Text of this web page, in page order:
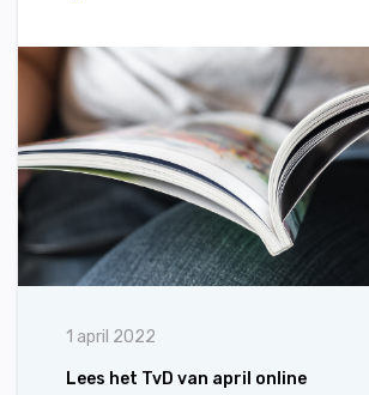
1 april 2022
Lees het TvD van april online